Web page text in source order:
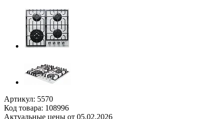
Артикул: 5570
Код товара: 108996
Актуальные цены от 05.02.2026